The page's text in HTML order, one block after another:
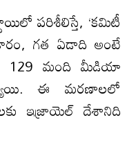
పరిశీలిస్తే, ‘కమిటీ
గత ఏడాది అంటే
129 మంది మీడియా
ఈ మరణాలలో
ఇజ్రాయెల్‌ దేశానిది